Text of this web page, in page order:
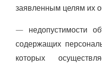
заявленным целям их
—
недопустимости
содержащих
которых